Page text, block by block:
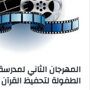
المهرجان الثاني
الطفولة لتحفيظ القرآن